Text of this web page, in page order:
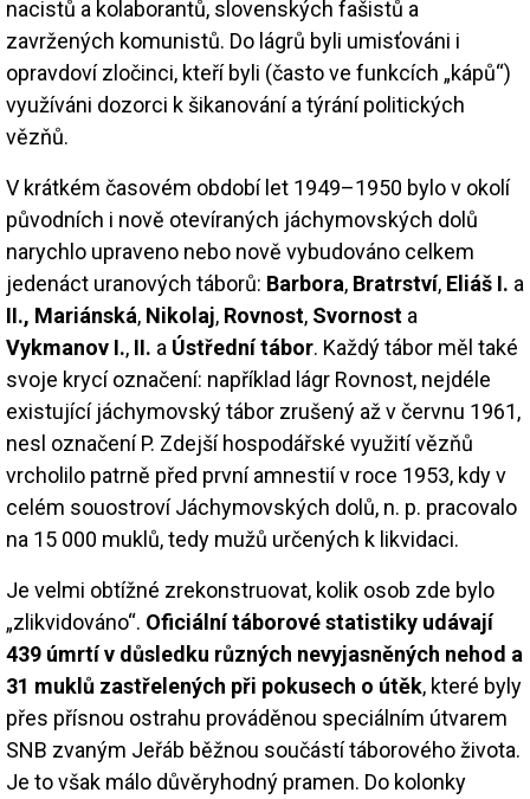
nacistů a kolaborantů, slovenských fašistů a
zavržených komunistů. Do lágrů byli umisťováni i
opravdoví zločinci, kteří byli (často ve funkcích „kápů“)
využíváni dozorci k šikanování a týrání politických
vězňů.
V krátkém časovém období let 1949–1950 bylo v okolí
původních i nově otevíraných jáchymovských dolů
narychlo upraveno nebo nově vybudováno celkem
jedenáct uranových táborů: Barbora, Bratrství, Eliáš I. a
II., Mariánská, Nikolaj, Rovnost, Svornost a
Vykmanov I., II. a Ústřední tábor. Každý tábor měl také
svoje krycí označení: například lágr Rovnost, nejdéle
existující jáchymovský tábor zrušený až v červnu 1961,
nesl označení P. Zdejší hospodářské využití vězňů
vrcholilo patrně před první amnestií v roce 1953, kdy v
celém souostroví Jáchymovských dolů, n. p. pracovalo
na 15 000 muklů, tedy mužů určených k likvidaci.
Je velmi obtížné zrekonstruovat, kolik osob zde bylo
„zlikvidováno“. Oficiální táborové statistiky udávají
439 úmrtí v důsledku různých nevyjasněných nehod a
31 muklů zastřelených při pokusech o útěk, které byly
přes přísnou ostrahu prováděnou speciálním útvarem
SNB zvaným Jeřáb běžnou součástí táborového života.
Je to však málo důvěryhodný pramen. Do kolonky